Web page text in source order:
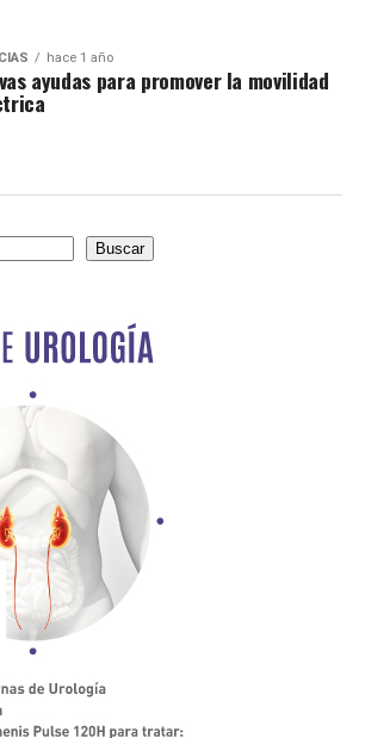
hace 1 año
ayudas para promover la movilidad
Buscar